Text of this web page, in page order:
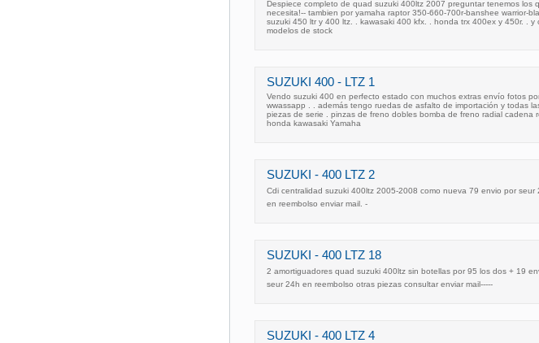
Despiece completo de quad suzuki 400ltz 2007 preguntar tenemos los
necesita!-- tambien por yamaha raptor 350-660-700r-banshee warrior-
suzuki 450 ltr y 400 ltz. . kawasaki 400 kfx. . honda trx 400ex y 450r. . y
modelos de stock
SUZUKI 400 - LTZ 1
Vendo suzuki 400 en perfecto estado con muchos extras envío fotos
wwassapp . . además tengo ruedas de asfalto de importación y todas
piezas de serie . pinzas de freno dobles bomba de freno radial cadena
honda kawasaki Yamaha
SUZUKI - 400 LTZ 2
Cdi centralidad suzuki 400ltz 2005-2008 como nueva 79 envio por seur
en reembolso enviar mail. -
SUZUKI - 400 LTZ 18
2 amortiguadores quad suzuki 400ltz sin botellas por 95 los dos + 19
seur 24h en reembolso otras piezas consultar enviar mail-----
SUZUKI - 400 LTZ 4